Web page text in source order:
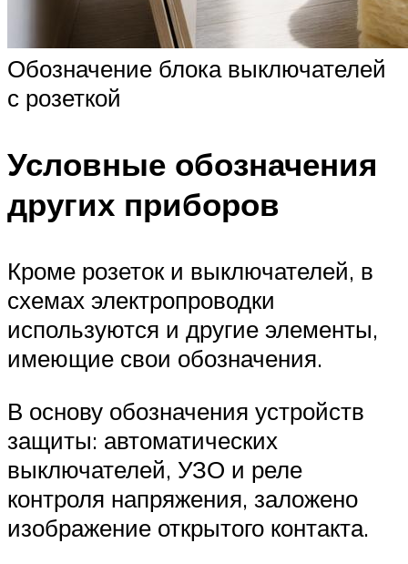
Обозначение блока выключателей
с розеткой
Условные обозначения
других приборов
Кроме розеток и выключателей, в
схемах электропроводки
используются и другие элементы,
имеющие свои обозначения.
В основу обозначения устройств
защиты: автоматических
выключателей, УЗО и реле
контроля напряжения, заложено
изображение открытого контакта.